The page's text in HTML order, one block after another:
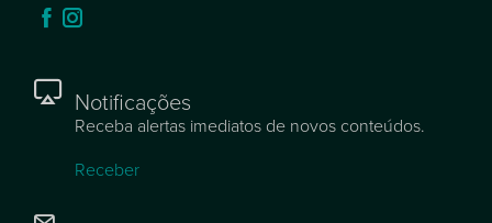
Notificações
Receba alertas imediatos de novos conteúdos.
Receber